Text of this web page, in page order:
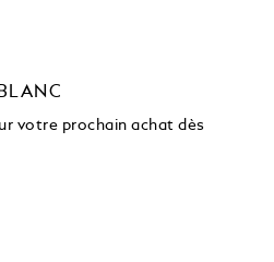
votre prochain achat dès